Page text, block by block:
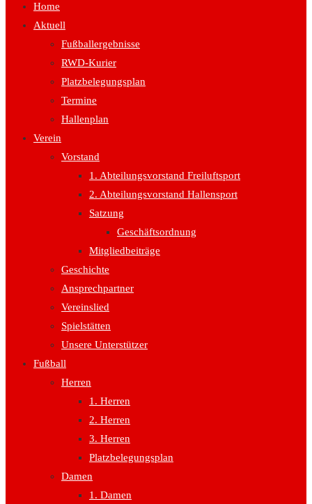
Home
Aktuell
Fußballergebnisse
RWD-Kurier
Platzbelegungsplan
Termine
Hallenplan
Verein
Vorstand
1. Abteilungsvorstand Freiluftsport
2. Abteilungsvorstand Hallensport
Satzung
Geschäftsordnung
Mitgliedbeiträge
Geschichte
Ansprechpartner
Vereinslied
Spielstätten
Unsere Unterstützer
Fußball
Herren
1. Herren
2. Herren
3. Herren
Platzbelegungsplan
Damen
1. Damen